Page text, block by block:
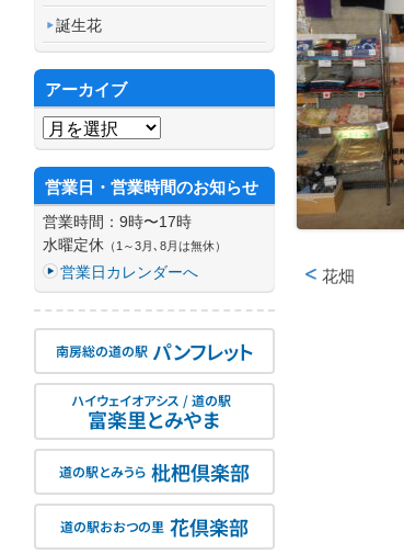
花畑
誕生花
アーカイブ
アーカイブ
営業日・営業時間のお知らせ
営業時間：9時〜17時
水曜定休 （1～3月､8月は無休）
営業日カレンダーへ
南房総の道の駅 パンフレット
ハイウェイオアシス / 道の駅
富楽里とみやま
道の駅とみうら 枇杷倶楽部
道の駅おおつの里 花倶楽部